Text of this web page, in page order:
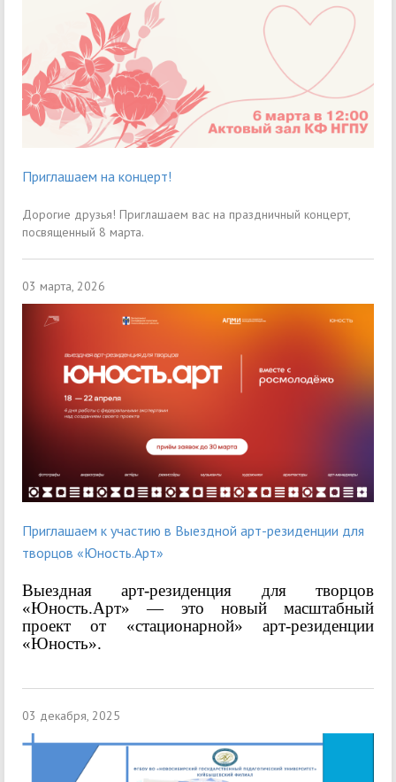
Приглашаем на концерт!
Дорогие друзья! Приглашаем вас на праздничный концерт,
посвященный 8 марта.
03 марта, 2026
Приглашаем к участию в Выездной арт-резиденции для
творцов «Юность.Арт»
Выездная арт-резиденция для творцов
«Юность.Арт» — это новый масштабный
проект от «стационарной» арт-резиденции
«Юность».
03 декабря, 2025